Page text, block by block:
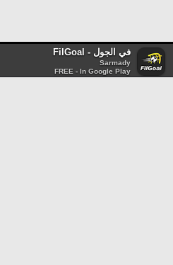
في الجول - FilGoal
Sarmady
FREE - In Google Play